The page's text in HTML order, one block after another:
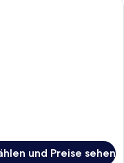
und Preise sehen